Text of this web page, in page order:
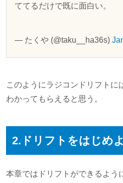
ててるだけで既に面白い。
— たくや (@taku__ha36s)
このようにラジコンドリフトに
わかってもらえると思う。
2.ドリフトをはじめ
本章ではドリフトができるよう